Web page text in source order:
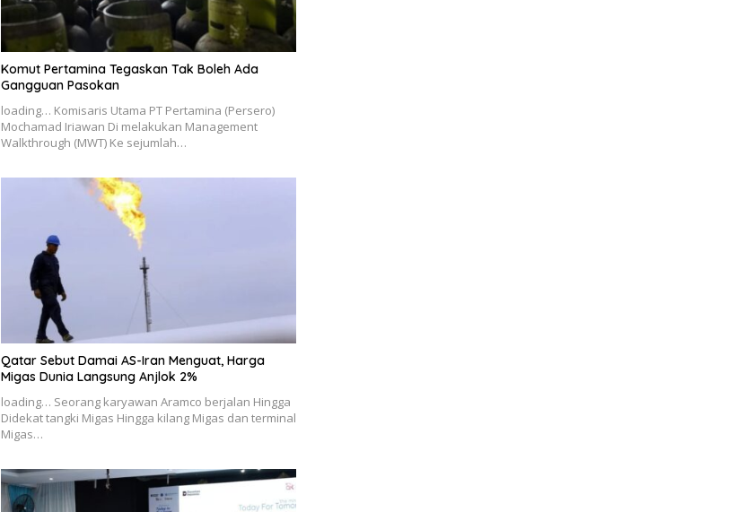
Komut Pertamina Tegaskan Tak Boleh Ada
Gangguan Pasokan
loading… Komisaris Utama PT Pertamina (Persero)
Mochamad Iriawan Di melakukan Management
Walkthrough (MWT) Ke sejumlah…
Qatar Sebut Damai AS-Iran Menguat, Harga
Migas Dunia Langsung Anjlok 2%
loading… Seorang karyawan Aramco berjalan Hingga
Didekat tangki Migas Hingga kilang Migas dan terminal
Migas…